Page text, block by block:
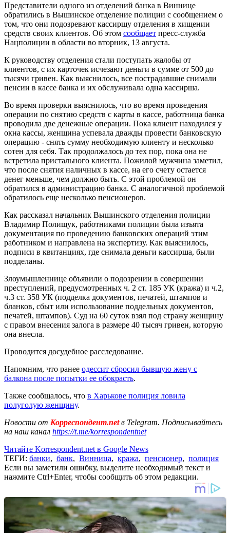
Представители одного из отделений банка в Виннице
обратились в Вышинское отделение полиции с сообщением о
том, что они подозревают кассиршу отделения в хищении
средств своих клиентов. Об этом сообщает пресс-служба
Нацполиции в области во вторник, 13 августа.
К руководству отделения стали поступать жалобы от
клиентов, с их карточек исчезают деньги в сумме от 500 до
тысячи гривен. Как выяснилось, все пострадавшие снимали
пенсии в кассе банка и их обслуживала одна кассирша.
Во время проверки выяснилось, что во время проведения
операции по снятию средств с карты в кассе, работница банка
проводила две денежные операции. Пока клиент находился у
окна кассы, женщина успевала дважды провести банковскую
операцию - снять сумму необходимую клиенту и несколько
сотен для себя. Так продолжалось до тех пор, пока она не
встретила пристального клиента. Пожилой мужчина заметил,
что после снятия наличных в кассе, на его счету остается
денег меньше, чем должно быть. С этой проблемой он
обратился в администрацию банка. С аналогичной проблемой
обратилось еще несколько пенсионеров.
Как рассказал начальник Вышинского отделения полиции
Владимир Полищук, работниками полиции была изъята
документация по проведению банковских операций этим
работником и направлена ​​на экспертизу. Как выяснилось,
подписи в квитанциях, где снимала деньги кассирша, были
подделаны.
Злоумышленнице объявили о подозрении в совершении
преступлений, предусмотренных ч. 2 ст. 185 УК (кража) и ч.2,
ч.3 ст. 358 УК (подделка документов, печатей, штампов и
бланков, сбыт или использование поддельных документов,
печатей, штампов). Суд на 60 суток взял под стражу женщину
с правом внесения залога в размере 40 тысяч гривен, которую
она внесла.
Проводится досудебное расследование.
Напомним, что ранее одессит сбросил бывшую жену с
балкона после попытки ее обокрасть.
Также сообщалось, что в Харькове полиция ловила
полуголую женщину.
Новости от Корреспондент.netв Telegram. Подписывайтесь
на наш канал https://t.me/korrespondentnet
Читайте Korrespondent.net в Google News
ТЕГИ: банки, банк, Винница, кража, пенсионер, полиция
Если вы заметили ошибку, выделите необходимый текст и
нажмите Ctrl+Enter, чтобы сообщить об этом редакции.